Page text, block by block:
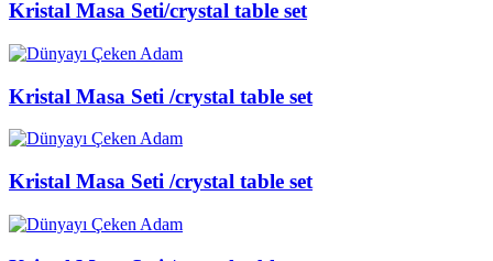
Kristal Masa Seti/crystal table set
Kristal Masa Seti /crystal table set
Kristal Masa Seti /crystal table set